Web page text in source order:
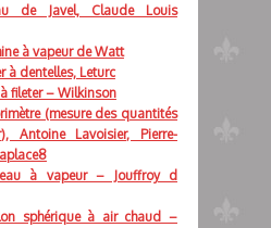
de Javel, Claude Louis
à vapeur de Watt
à dentelles, Leturc
fileter – Wilkinson
(mesure des quantités
Antoine Lavoisier, Pierre-
à vapeur – Jouffroy d
sphérique à air chaud –